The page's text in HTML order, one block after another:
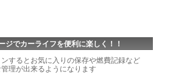
ジでカーライフを便利に楽しく！！
するとお気に入りの保存や燃費記録など
理が出来るようになります